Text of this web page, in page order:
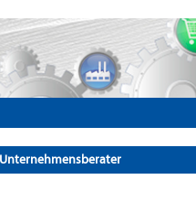
Unternehmensberater